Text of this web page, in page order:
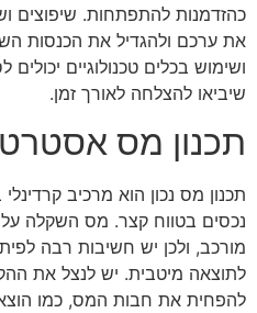
כהזדמנות להתפתחות. שיפוצים
את ערכם ולהגדיל את הכנסות
ושימוש בכלים טכנולוגיים
שיביאו להצלחה לאורך זמן.
תכנון מס
תכנון מס נכון הוא מרכיב
נכסים בטווח קצר. מס השקלה על
מורכב, ולכן יש חשיבות רבה
לתוצאה מיטבית. יש לנצל את
להפחית את חבות המס, כמו